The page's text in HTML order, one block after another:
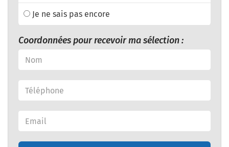
Je ne sais pas encore
Coordonnées pour recevoir ma sélection :